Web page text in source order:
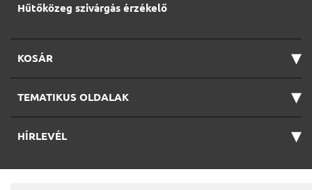
Hűtőközeg szivárgás érzékelő
KOSÁR ▾
TEMATIKUS OLDALAK ▾
HÍRLEVÉL ▾